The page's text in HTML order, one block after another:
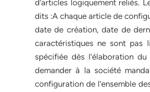
d’articles logiquement reliés.
dits :A chaque article de
date de création, date de
caractéristiques ne sont pas
spécifiée dès l’élaboration
demander à la société
configuration de l’ensemble